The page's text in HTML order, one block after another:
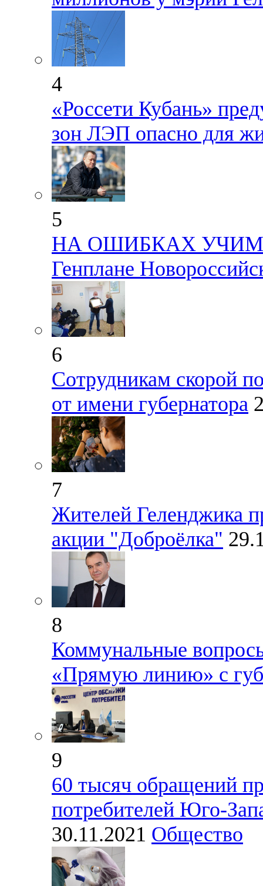
4
«Россети Кубань»
зон ЛЭП опасно для
5
НА ОШИБКАХ
Генплане
6
Сотрудникам скорой
от имени губернатора
7
Жителей Геленджика
акции "Доброёлка"
8
Коммунальные
«Прямую линию» с
9
60 тысяч обращений
потребителей Юго-
30.11.2021 Общество